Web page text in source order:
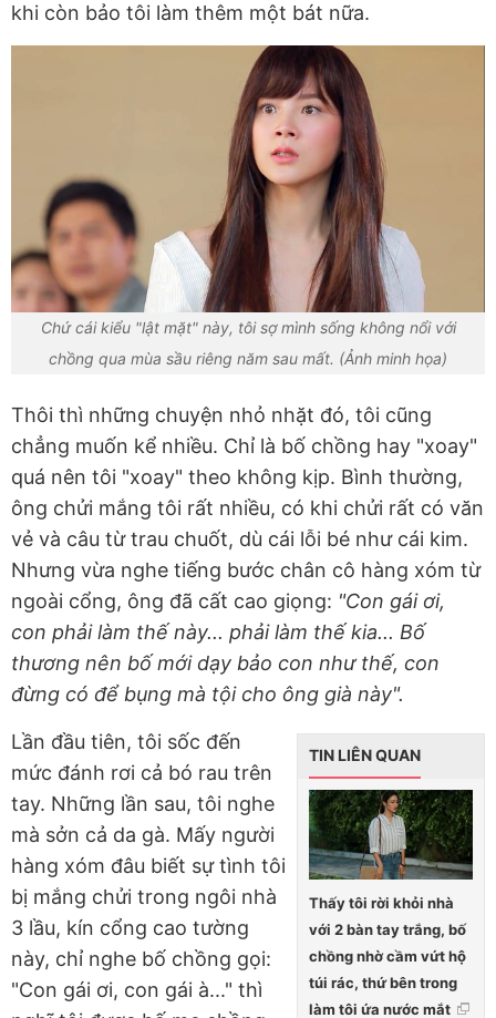
khi còn bảo tôi làm thêm một bát nữa.
Chứ cái kiểu "lật mặt" này, tôi sợ mình sống không nổi với
chồng qua mùa sầu riêng năm sau mất. (Ảnh minh họa)
Thôi thì những chuyện nhỏ nhặt đó, tôi cũng
chẳng muốn kể nhiều. Chỉ là bố chồng hay "xoay"
quá nên tôi "xoay" theo không kịp. Bình thường,
ông chửi mắng tôi rất nhiều, có khi chửi rất có văn
vẻ và câu từ trau chuốt, dù cái lỗi bé như cái kim.
Nhưng vừa nghe tiếng bước chân cô hàng xóm từ
ngoài cổng, ông đã cất cao giọng: "Con gái ơi,
con phải làm thế này... phải làm thế kia... Bố
thương nên bố mới dạy bảo con như thế, con
đừng có để bụng mà tội cho ông già này".
TIN LIÊN QUAN
Thấy tôi rời khỏi nhà
với 2 bàn tay trắng, bố
chồng nhờ cầm vứt hộ
túi rác, thứ bên trong
làm tôi ứa nước mắt
Lần đầu tiên, tôi sốc đến
mức đánh rơi cả bó rau trên
tay. Những lần sau, tôi nghe
mà sởn cả da gà. Mấy người
hàng xóm đâu biết sự tình tôi
bị mắng chửi trong ngôi nhà
3 lầu, kín cổng cao tường
này, chỉ nghe bố chồng gọi:
"Con gái ơi, con gái à..." thì